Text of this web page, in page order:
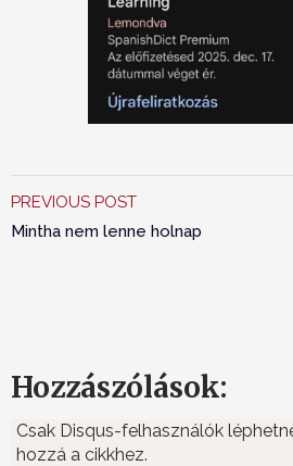
PREVIOUS POST
Mintha nem lenne holnap
Hozzászólások:
Csak Disqus-felhasználók
hozzá a cikkhez.